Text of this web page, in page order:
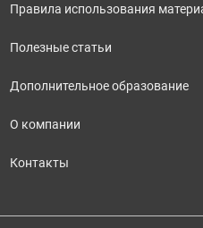
Правила использования
Полезные статьи
Дополнительное образование
О компании
Контакты